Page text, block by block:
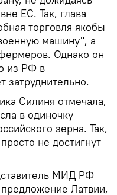
ЕС. Так, глава
торговля якобы
машину", а
Однако он
из РФ в
затруднительно.
Силиня отмечала,
в одиночку
зерна. Так,
не достигнут
МИД РФ
Латвии,